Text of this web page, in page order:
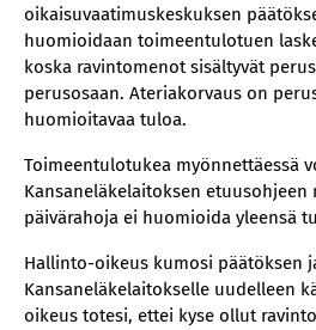
oikaisuvaatimuskeskuksen
huomioidaan toimeentulotuen
koska ravintomenot sisältyvät
perusosaan. Ateriakorvaus on
huomioitavaa tuloa.
Toimeentulotukea myönnettäessä
Kansaneläkelaitoksen
päivärahoja ei huomioida yleensä
Hallinto-oikeus kumosi päätöksen
Kansaneläkelaitokselle uudelleen
oikeus totesi, ettei kyse ollut